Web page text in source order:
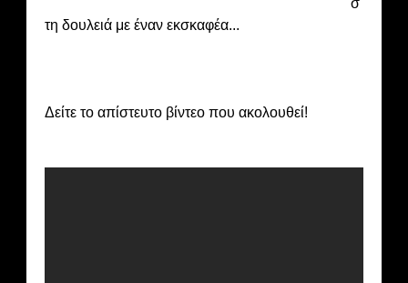
σ
τη δουλειά με έναν εκσκαφέα...
Δείτε το απίστευτο βίντεο που ακολουθεί!